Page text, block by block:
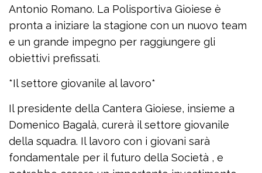
Antonio Romano. La Polisportiva Gioiese è
pronta a iniziare la stagione con un nuovo team
e un grande impegno per raggiungere gli
obiettivi prefissati.
*Il settore giovanile al lavoro*
Il presidente della Cantera Gioiese, insieme a
Domenico Bagalà, curerà il settore giovanile
della squadra. Il lavoro con i giovani sarà
fondamentale per il futuro della Società , e